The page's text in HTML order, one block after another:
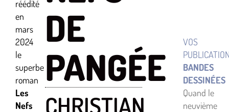
réédité
en
mars
2024
le
superbe
roman
Les
Nefs
DE
PANGÉE
CHRISTIAN
VOS
BANDES
DESSINÉES
Quand le
neuvième